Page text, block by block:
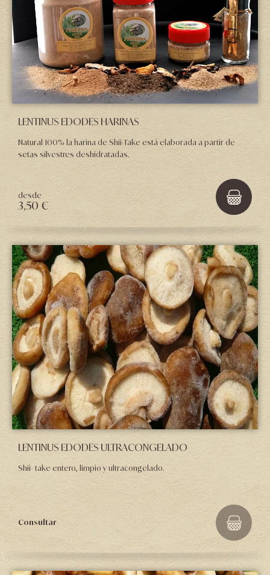
LENTINUS EDODES HARINAS
Natural 100% la harina de Shii-Take está elaborada a partir de
setas silvestres deshidratadas.
desde
3,50 €
LENTINUS EDODES ULTRACONGELADO
Shii- take entero, limpio y ultracongelado.
Consultar